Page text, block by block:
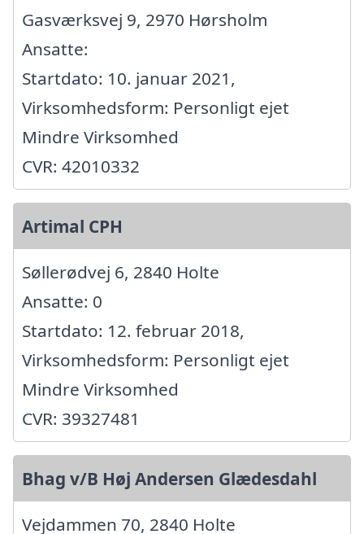
Gasværksvej 9, 2970 Hørsholm
Ansatte:
Startdato: 10. januar 2021,
Virksomhedsform: Personligt ejet
Mindre Virksomhed
CVR: 42010332
Artimal CPH
Søllerødvej 6, 2840 Holte
Ansatte: 0
Startdato: 12. februar 2018,
Virksomhedsform: Personligt ejet
Mindre Virksomhed
CVR: 39327481
Bhag v/B Høj Andersen Glædesdahl
Vejdammen 70, 2840 Holte